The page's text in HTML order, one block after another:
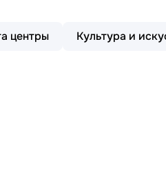
центры Культура и